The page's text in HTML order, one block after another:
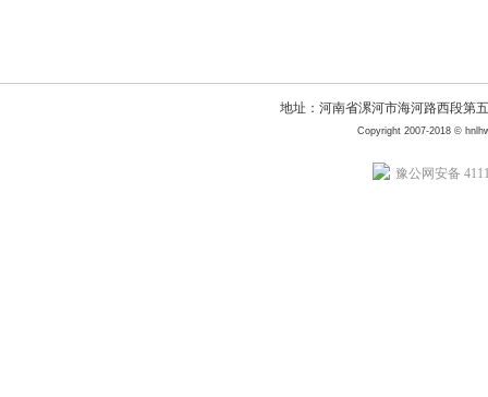
地址：河南省漯河市海河路西段第
Copyright 2007-2018 ©
豫公网安备